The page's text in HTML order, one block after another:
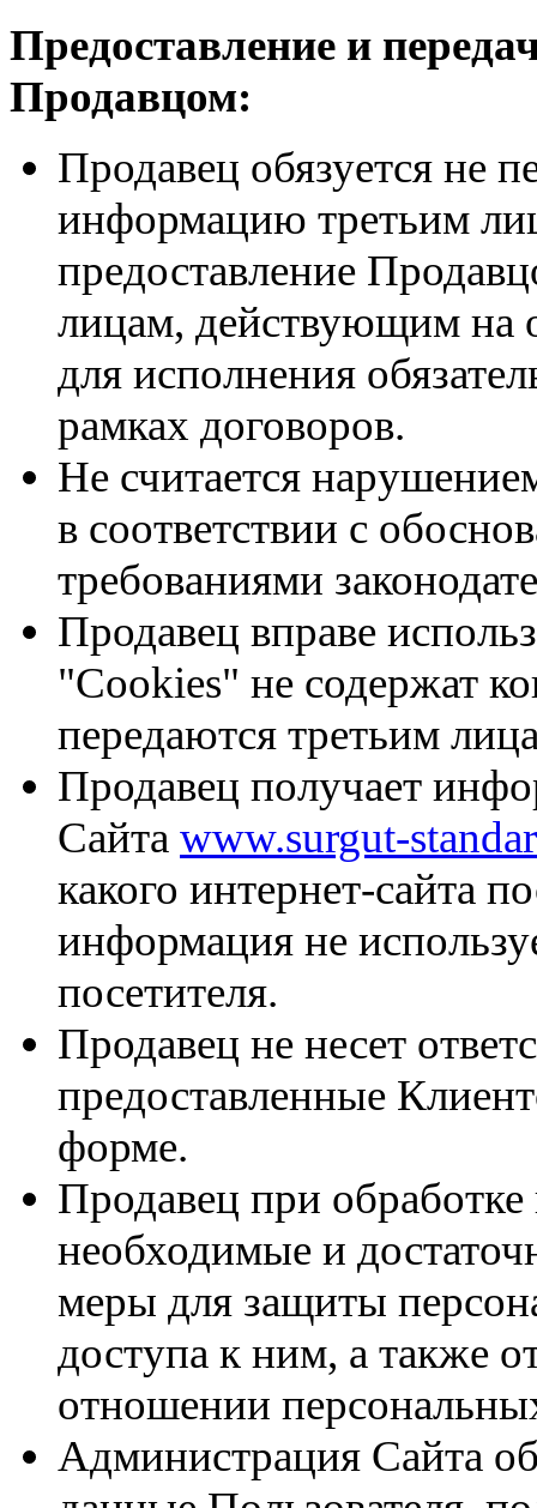
Предоставление и
Продавцом:
Продавец обязуется не
информацию третьим
предоставление
лицам, действующим на
для исполнения
рамках договоров.
Не считается
в соответствии с
требованиями
Продавец вправе
"Cookies" не содержат
передаются третьим
Продавец получает
Сайта www.surgut-
какого интернет-сайта
информация не
посетителя.
Продавец не несет
предоставленные
форме.
Продавец при
необходимые и
меры для защиты
доступа к ним, а также
отношении
Администрация Сайта